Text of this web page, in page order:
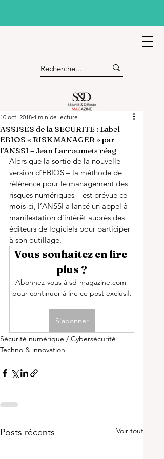
ASSISES de la SECURITE : Label
EBIOS « RISK MANAGER » par
l’ANSSI – Jean Larroumets réag
10 oct. 2018 4 min de lecture
Alors que la sortie de la nouvelle
version d’EBIOS – la méthode de
référence pour le management des
risques numériques – est prévue ce
mois-ci, l’ANSSI a lancé un appel à
manifestation d’intérêt auprès des
éditeurs de logiciels pour participer
à son outillage.
Vous souhaitez en lire
plus ?
Abonnez-vous à sd-magazine.com
pour continuer à lire ce post exclusif.
S'abonner
Sécurité numérique / Cybersécurité
Techno & innovation
Posts récents Voir tout